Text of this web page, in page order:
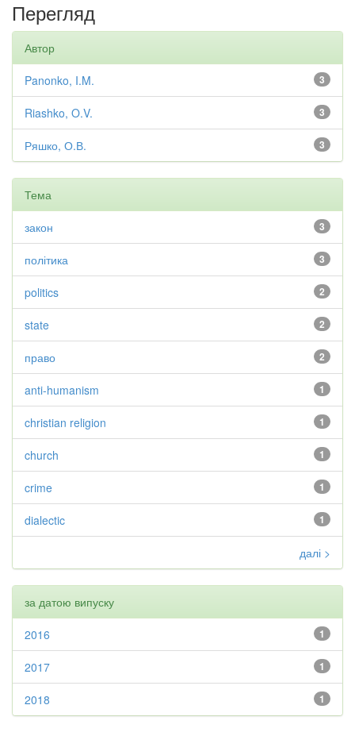
Перегляд
Автор
3
Panonko, I.M.
3
Riashko, O.V.
3
Ряшко, О.В.
Тема
3
закон
3
політика
2
politics
2
state
2
право
1
anti-humanism
1
christian religion
1
church
1
crime
1
dialectic
далі >
за датою випуску
1
2016
1
2017
1
2018